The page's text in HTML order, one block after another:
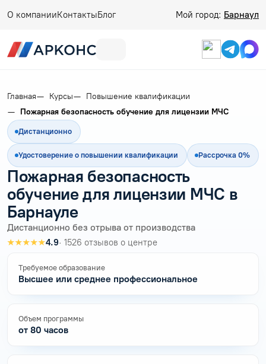
О компанииКонтактыБлог Мой город: Барнаул
Главная Курсы
Повышение квалификации
Пожарная безопасность обучение для лицензии МЧС
Дистанционно
Удостоверение о повышении квалификации Рассрочка 0%
Пожарная безопасность
обучение для лицензии МЧС в
Барнауле
Дистанционно без отрыва от производства
★★★★★4.9· 1526 отзывов о центре
Требуемое образование
Высшее или среднее профессиональное
Объем программы
от 80 часов